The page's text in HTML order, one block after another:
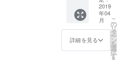
ング上で激
突します。
に、ご
希望の
色を備
考欄に
ご記入
い」 (チ
マッチ
を応援
しよ
う！ 色
は黒の
み
(S.M.L.
2019
年04
月
詳細を見る
こ
の
リ
タ
ー
ン
を
選
択
す